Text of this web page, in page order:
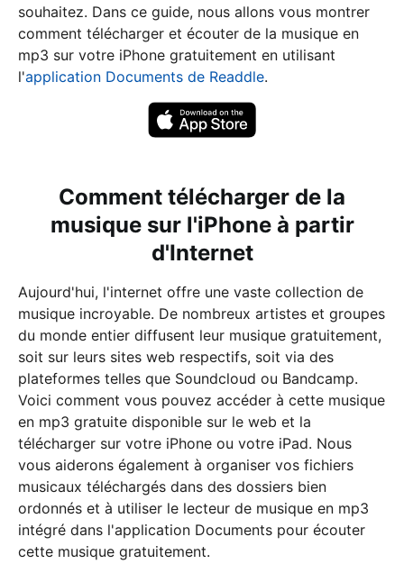
souhaitez. Dans ce guide, nous allons vous montrer
comment télécharger et écouter de la musique en
mp3 sur votre iPhone gratuitement en utilisant
l'application Documents de Readdle.
Comment télécharger de la
musique sur l'iPhone à partir
d'Internet
Aujourd'hui, l'internet offre une vaste collection de
musique incroyable. De nombreux artistes et groupes
du monde entier diffusent leur musique gratuitement,
soit sur leurs sites web respectifs, soit via des
plateformes telles que Soundcloud ou Bandcamp.
Voici comment vous pouvez accéder à cette musique
en mp3 gratuite disponible sur le web et la
télécharger sur votre iPhone ou votre iPad. Nous
vous aiderons également à organiser vos fichiers
musicaux téléchargés dans des dossiers bien
ordonnés et à utiliser le lecteur de musique en mp3
intégré dans l'application Documents pour écouter
cette musique gratuitement.